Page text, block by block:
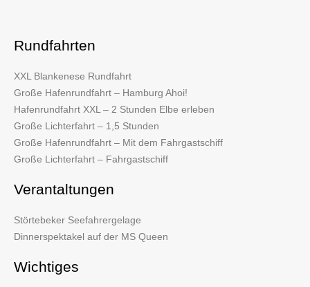
Rundfahrten
XXL Blankenese Rundfahrt
Große Hafenrundfahrt – Hamburg Ahoi!
Hafenrundfahrt XXL – 2 Stunden Elbe erleben
Große Lichterfahrt – 1,5 Stunden
Große Hafenrundfahrt – Mit dem Fahrgastschiff
Große Lichterfahrt – Fahrgastschiff
Verantaltungen
Störtebeker Seefahrergelage
Dinnerspektakel auf der MS Queen
Wichtiges